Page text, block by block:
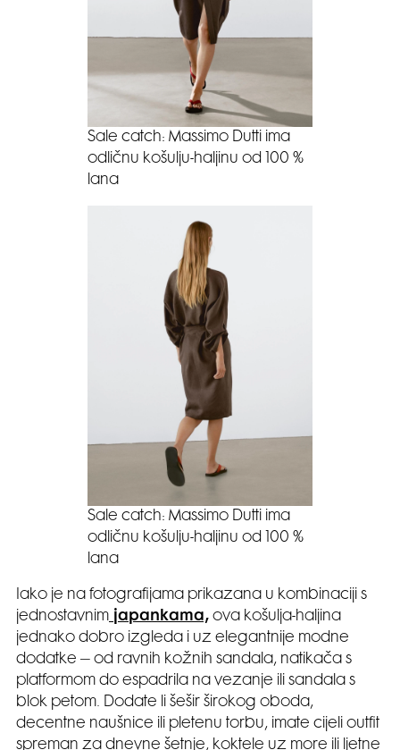
Sale catch: Massimo Dutti ima
odličnu košulju-haljinu od 100 %
lana
Sale catch: Massimo Dutti ima
odličnu košulju-haljinu od 100 %
lana
Iako je na fotografijama prikazana u kombinaciji s
jednostavnim japankama, ova košulja-haljina
jednako dobro izgleda i uz elegantnije modne
dodatke – od ravnih kožnih sandala, natikača s
platformom do espadrila na vezanje ili sandala s
blok petom. Dodate li šešir širokog oboda,
decentne naušnice ili pletenu torbu, imate cijeli outfit
spreman za dnevne šetnje, koktele uz more ili ljetne